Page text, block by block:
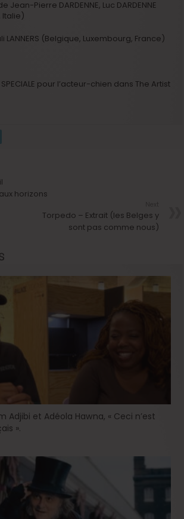
Jean-Pierre DARDENNE, Luc DARDENNE
Italie)
LANNERS (Belgique, Luxembourg, France)
pour l’acteur-chien dans The Artist
horizons
Torpedo – Extrait (les Belges y
sont pas comme nous)
Adjibi et Adéola Hawna, « Ceci n’est
».